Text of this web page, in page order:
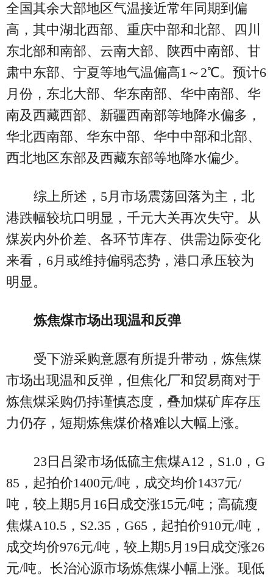
全国其余大部地区气温接近常年同期到偏
高，其中湖北西部、重庆中部和北部、四川
东北部和南部、云南大部、陕西中南部、甘
肃中东部、宁夏等地气温偏高1～2℃。预计6
月份，东北大部、华东南部、华中南部、华
南及西藏西部、新疆西南部等地降水偏多，
华北西南部、华东中部、华中中部和北部、
西北地区东部及西藏东部等地降水偏少。
综上所述，5月市场震荡回落为主，北
港跌幅较坑口明显，千元大关再次失守。从
煤炭内外价差、各环节库存、供需边际变化
来看，6月或维持偏弱态势，港口承压较为
明显。
炼焦煤市场出现温和反弹
受下游采购意愿有所提升带动，炼焦煤
市场出现温和反弹，但焦化厂和贸易商对于
炼焦煤采购仍持谨慎态度，叠加煤矿库存压
力仍存，短期炼焦煤价格难以大幅上涨。
23日吕梁市场低硫主焦煤A12，S1.0，G
85，起拍价1400元/吨，成交均价1437元/
吨，较上期5月16日成交涨15元/吨；高硫瘦
焦煤A10.5，S2.35，G65，起拍价910元/吨，
成交均价976元/吨，较上期5月19日成交涨26
元/吨。长治沁源市场炼焦煤小幅上涨。现低